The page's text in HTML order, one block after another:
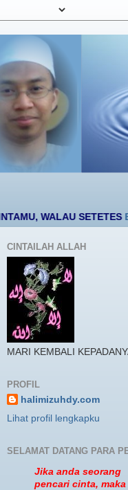
SETETES
CINTAILAH ALLAH
MARI KEMBALI
PROFIL
halimizuhdy.com
Lihat profil lengkapku
SELAMAT DATANG PARA
Jika anda seorang
pencari cinta, maka